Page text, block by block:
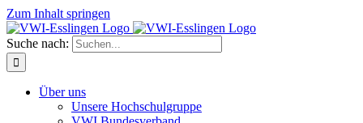
Zum Inhalt springen
Suche nach:
Über uns
Unsere Hochschulgruppe